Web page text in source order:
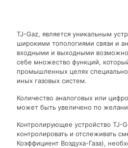
TJ-Gaz, является уникальным
широкими топологиями связи и
входными и выходными
себе множество функций,
промышленных целях
иных газовых систем.
Количество аналоговых или
может быть увеличено по
Контролирующее устройство TJ-
контролировать и отслеживать
Коэффициент Воздуха-Газа),